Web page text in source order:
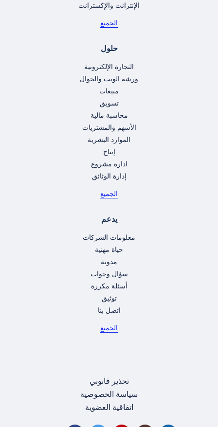
الإنترانت والإكسترانت
الجميع
حلول
التجارة الإلكترونية
ورشة الويب والجوال
مبيعات
تسويق
محاسبة مالية
الأسهم والمشتريات
الموارد البشرية
إنتاج
ادارة مشروع
إدارة الوثائق
الجميع
يدعم
معلومات الشركات
حياة مهنية
مدونة
سؤال وجواب
أسئلة مكررة
توثيق
اتصل بنا
الجميع
تحذير قانوني
سياسة الخصوصية
اتفاقية العضوية